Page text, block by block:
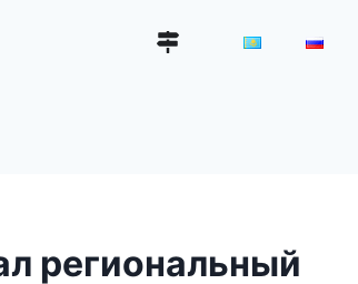
региональный